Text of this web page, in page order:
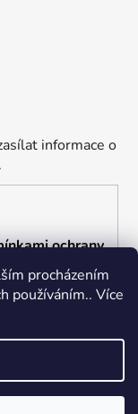
procházením
používáním.. Více
informace o
ochrany